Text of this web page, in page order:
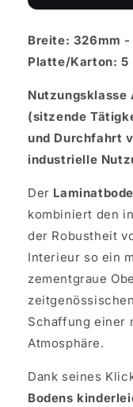
Breite: 326mm
Platte/Karton: 5
Nutzungsklasse
(sitzende
und Durchfahrt
industrielle
Der
kombiniert den
der Robustheit
Interieur so ein
zementgraue
Schaffung einer
Atmosphäre.
Dank seines
Bodens